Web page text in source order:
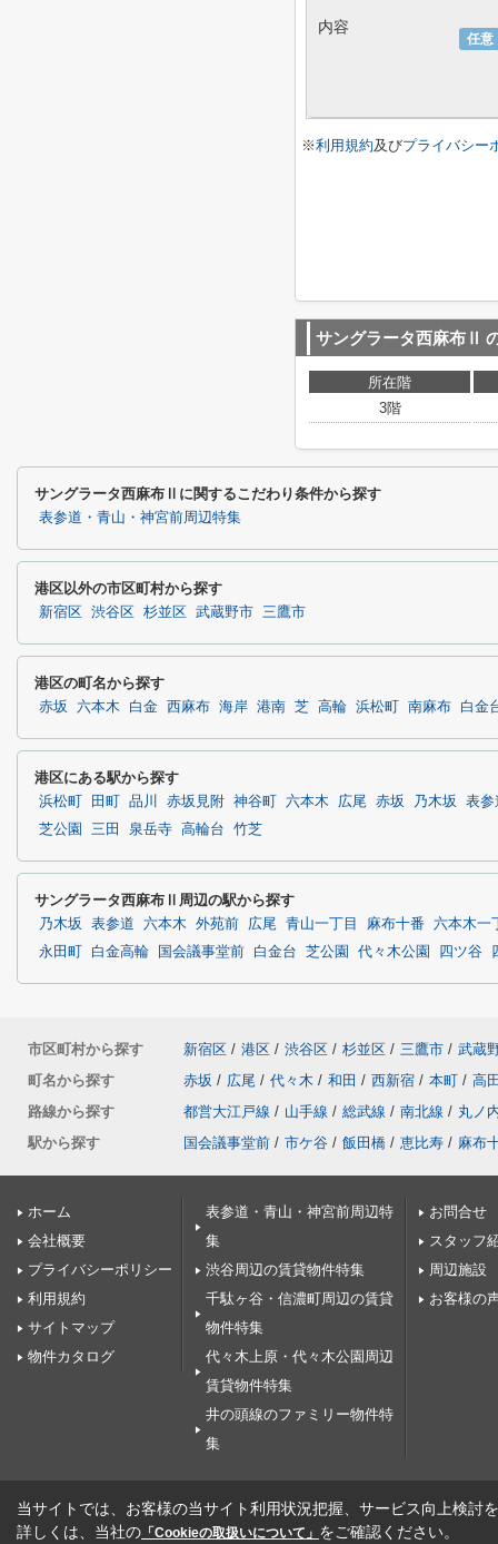
任意
内容
※利用規約及びプライバシー
サングラータ西麻布Ⅱ
所在階
3階
サングラータ西麻布Ⅱに関するこだわり条件から探す
表参道・青山・神宮前周辺特集
港区以外の市区町村から探す
新宿区 渋谷区 杉並区 武蔵野市 三鷹市
港区の町名から探す
赤坂 六本木 白金 西麻布 海岸 港南 芝 高輪 浜松町 南麻布 白金
港区にある駅から探す
浜松町 田町 品川 赤坂見附 神谷町 六本木 広尾 赤坂 乃木坂
表参
芝公園
三田 泉岳寺 高輪台 竹芝
サングラータ西麻布Ⅱ周辺の駅から探す
乃木坂 表参道 六本木 外苑前 広尾 青山一丁目 麻布十番
六本木一
永田町
白金高輪 国会議事堂前 白金台 芝公園 代々木公園 四ツ谷
市区町村から探す 新宿区 / 港区 / 渋谷区 / 杉並区 / 三鷹市 / 武蔵
町名から探す
赤坂 / 広尾 / 代々木 / 和田 / 西新宿 / 本町 / 高
路線から探す
都営大江戸線 / 山手線 / 総武線 / 南北線 / 丸ノ
駅から探す
国会議事堂前 / 市ケ谷 / 飯田橋 / 恵比寿 / 麻布
ホーム
会社概要
プライバシーポリシー
利用規約
サイトマップ
物件カタログ
表参道・青山・神宮前周辺特
集
渋谷周辺の賃貸物件特集
千駄ヶ谷・信濃町周辺の賃貸
物件特集
代々木上原・代々木公園周辺
賃貸物件特集
井の頭線のファミリー物件特
集
お問合せ
スタッフ
周辺施設
お客様の
当サイトでは、お客様の当サイト利用状況把握、サービス向上検討
詳しくは、当社の 「Cookieの取扱いについて」 をご確認ください。